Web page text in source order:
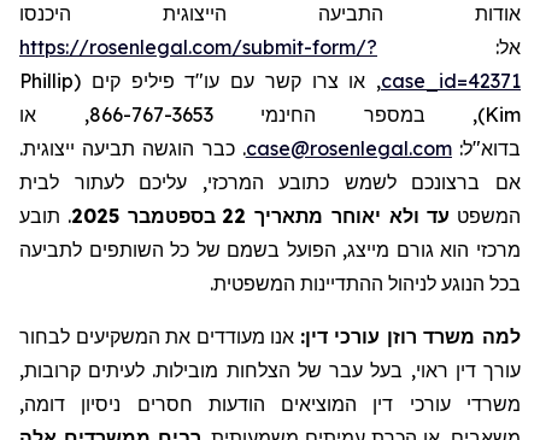
אודות התביעה הייצוגית היכנסו
אל: https://rosenlegal.com/submit-form/?
case_id=42371, או צרו קשר עם עו"ד פיליפ קים (Phillip
Kim
), במספר החינמי 866-767-3653, או
בדוא"ל:case@rosenlegal.com. כבר הוגשה תביעה ייצוגית.
אם ברצונכם לשמש כתובע המרכזי, עליכם לעתור לבית
המשפט עד ולא יאוחר מתאריך 22 בספטמבר 2025 . תובע
מרכזי הוא גורם מייצג, הפועל בשמם של כל השותפים לתביעה
בכל הנוגע לניהול ההתדיינות המשפטית.
למה משרד רוזן עורכי דין: אנו מעודדים את המשקיעים לבחור
עורך דין ראוי, בעל עבר של הצלחות מובילות. לעיתים קרובות,
משרדי עורכי דין המוציאים הודעות חסרים ניסיון דומה,